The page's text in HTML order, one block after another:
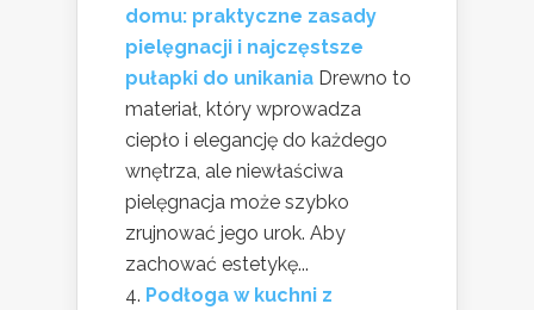
domu: praktyczne zasady
pielęgnacji i najczęstsze
pułapki do unikania Drewno to
materiał, który wprowadza
ciepło i elegancję do każdego
wnętrza, ale niewłaściwa
pielęgnacja może szybko
zrujnować jego urok. Aby
zachować estetykę...
Podłoga w kuchni z